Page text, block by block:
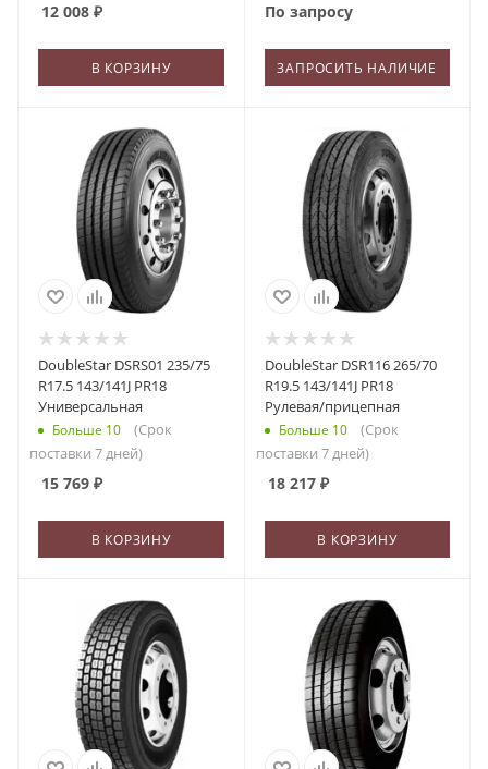
12 008 ₽
В КОРЗИНУ
По запросу
ЗАПРОСИТЬ НАЛИЧИЕ
DoubleStar DSRS01 235/75
R17.5 143/141J PR18
Универсальная
Больше 10
(Срок
поставки 7 дней)
15 769 ₽
В КОРЗИНУ
DoubleStar DSR116 265/70
R19.5 143/141J PR18
Рулевая/прицепная
Больше 10
(Срок
поставки 7 дней)
18 217₽
В КОРЗИНУ